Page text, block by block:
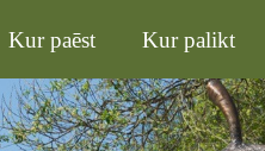
Kur paēst Kur palikt